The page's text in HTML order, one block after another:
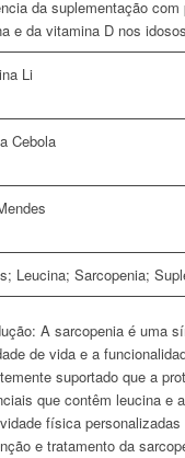
da suplementação
e da vitamina D nos
Li
Cebola
Leucina; Sarcopenia;
A sarcopenia é uma
de vida e a
suportado que a
que contêm leucina e
física
e tratamento da